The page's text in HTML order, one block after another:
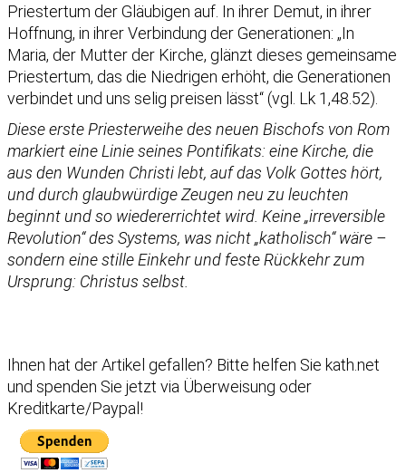
Priestertum der Gläubigen auf. In ihrer Demut, in ihrer
Hoffnung, in ihrer Verbindung der Generationen: „In
Maria, der Mutter der Kirche, glänzt dieses gemeinsame
Priestertum, das die Niedrigen erhöht, die Generationen
verbindet und uns selig preisen lässt“ (vgl. Lk 1,48.52).
Diese erste Priesterweihe des neuen Bischofs von Rom
markiert eine Linie seines Pontifikats: eine Kirche, die
aus den Wunden Christi lebt, auf das Volk Gottes hört,
und durch glaubwürdige Zeugen neu zu leuchten
beginnt und so wiedererrichtet wird. Keine „irreversible
Revolution“ des Systems, was nicht „katholisch“ wäre –
sondern eine stille Einkehr und feste Rückkehr zum
Ursprung: Christus selbst.
Ihnen hat der Artikel gefallen? Bitte helfen Sie kath.net
und spenden Sie jetzt via Überweisung oder
Kreditkarte/Paypal!